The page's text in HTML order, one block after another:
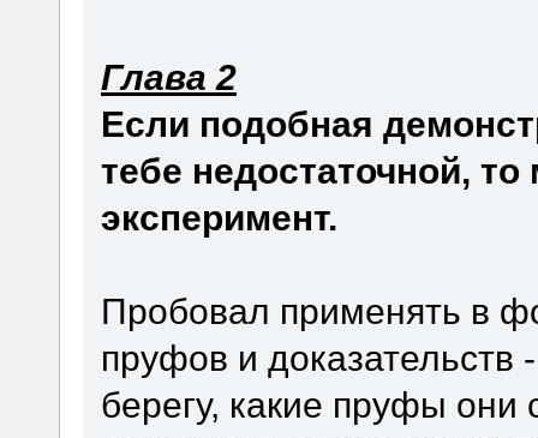
Глава 2
Если подобная
тебе недостаточной,
эксперимент.
Пробовал применять в
пруфов и доказательств
берегу, какие пруфы они